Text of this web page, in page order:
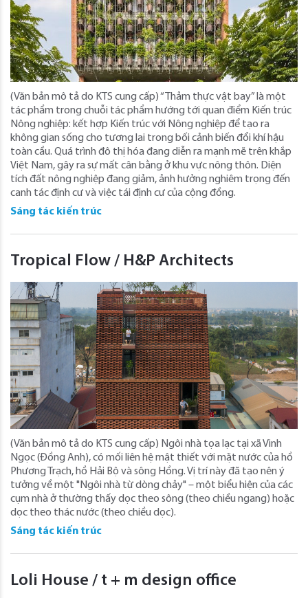
(Văn bản mô tả do KTS cung cấp) “Thảm thực vật bay” là một
tác phẩm trong chuỗi tác phẩm hướng tới quan điểm Kiến trúc
Nông nghiệp: kết hợp Kiến trúc với Nông nghiệp để tạo ra
không gian sống cho tương lai trong bối cảnh biến đổi khí hậu
toàn cầu. Quá trình đô thị hóa đang diễn ra mạnh mẽ trên khắp
Việt Nam, gây ra sự mất cân bằng ở khu vực nông thôn. Diện
tích đất nông nghiệp đang giảm, ảnh hưởng nghiêm trọng đến
canh tác định cư và việc tái định cư của cộng đồng.
Sáng tác kiến trúc
Tropical Flow / H&P Architects
(Văn bản mô tả do KTS cung cấp) Ngôi nhà tọa lạc tại xã Vinh
Ngọc (Đồng Anh), có mối liên hệ mật thiết với mặt nước của hồ
Phương Trạch, hồ Hải Bộ và sông Hồng. Vị trí này đã tạo nên ý
tưởng về một "Ngôi nhà từ dòng chảy" – một biểu hiện của các
cụm nhà ở thường thấy dọc theo sông (theo chiều ngang) hoặc
dọc theo thác nước (theo chiều dọc).
Sáng tác kiến trúc
Loli House / t + m design office